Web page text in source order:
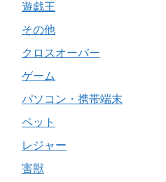
遊戯王
その他
クロスオーバー
ゲーム
パソコン・携帯端末
ペット
レジャー
害獣